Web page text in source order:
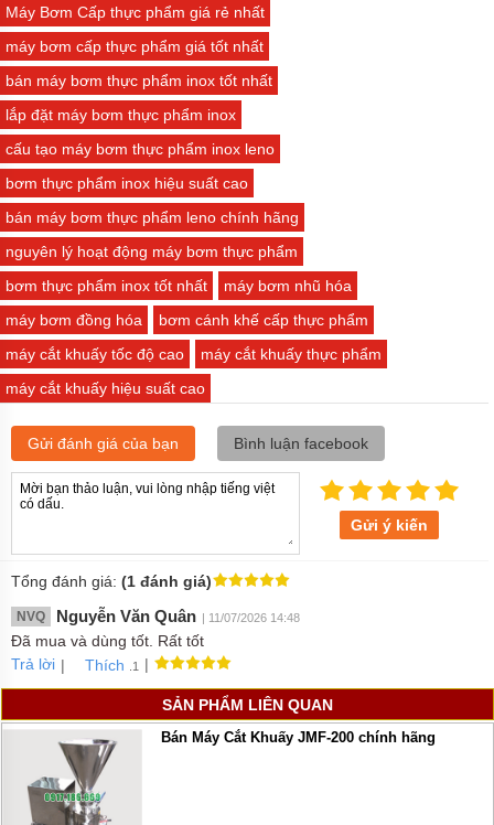
Máy Bơm Cấp thực phẩm giá rẻ nhất
máy bơm cấp thực phẩm giá tốt nhất
bán máy bơm thực phẩm inox tốt nhất
lắp đặt máy bơm thực phẩm inox
cấu tạo máy bơm thực phẩm inox leno
bơm thực phẩm inox hiệu suất cao
bán máy bơm thực phẩm leno chính hãng
nguyên lý hoạt động máy bơm thực phẩm
bơm thực phẩm inox tốt nhất
máy bơm nhũ hóa
máy bơm đồng hóa
bơm cánh khế cấp thực phẩm
máy cắt khuấy tốc độ cao
máy cắt khuấy thực phẩm
máy cắt khuấy hiệu suất cao
Gửi đánh giá của bạn Bình luận facebook
Gửi ý kiến
Tổng đánh giá: (1 đánh giá)
NVQ Nguyễn Văn Quân | 11/07/2026 14:48
Đã mua và dùng tốt. Rất tốt
Trả lời | Thích .1 |
SẢN PHẨM LIÊN QUAN
Bán Máy Cắt Khuấy JMF-200 chính hãng